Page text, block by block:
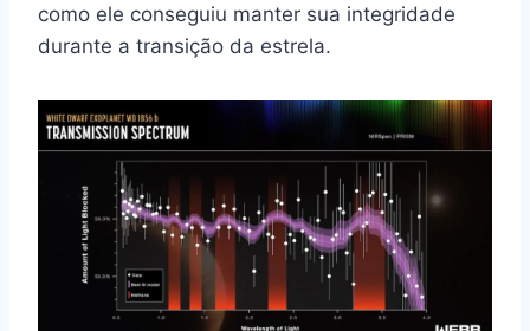
como ele conseguiu manter sua integridade
durante a transição da estrela.